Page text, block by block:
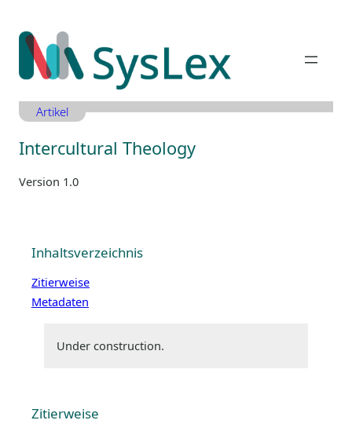
Inhalt
springen
Artikel
Intercultural Theology
Version 1.0
Inhaltsverzeichnis
Zitierweise
Metadaten
Under construction.
Zitierweise